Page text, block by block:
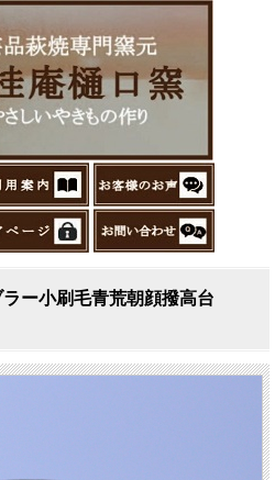
ー小刷毛青荒朝顔撥高台